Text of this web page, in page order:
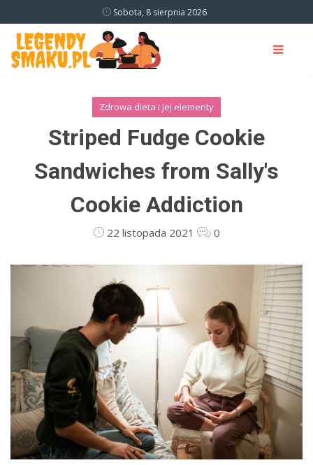
Sobota, 8 sierpnia 2026
Zdrowa dieta i jej elementy
Striped Fudge Cookie
Sandwiches from Sally's
Cookie Addiction
22 listopada 2021 0